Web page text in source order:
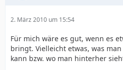
2. März 2010 um 15:54
Für mich wäre es gut, wenn es
bringt. Vielleicht etwas, was
kann bzw. wo man hinterher